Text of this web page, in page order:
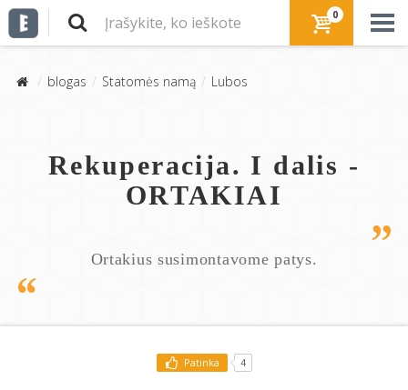
0
blogas Statomės namą Lubos
Rekuperacija. I dalis -
ORTAKIAI
Ortakius susimontavome patys.
Patinka 4